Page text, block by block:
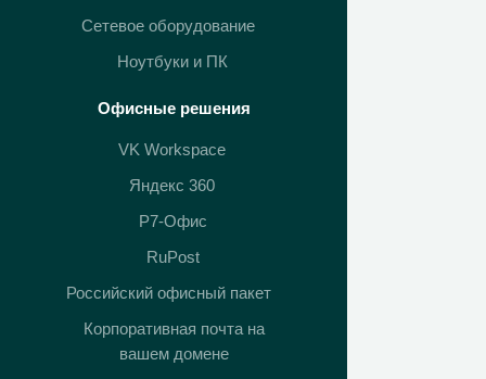
Корпоративная почта на
вашем домене
Российский офисный пакет
RuPost
Р7-Офис
Яндекс 360
VK Workspace
Офисные решения
Ноутбуки и ПК
Сетевое оборудование